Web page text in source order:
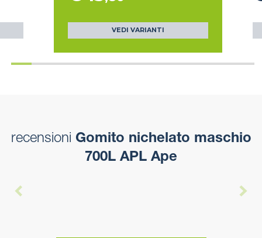
VEDI VARIANTI
recensioni Gomito nichelato maschio
700L APL Ape